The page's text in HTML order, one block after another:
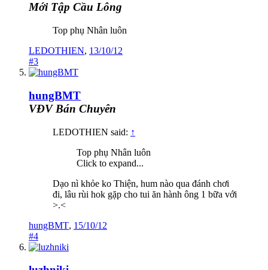
Mới Tập Cầu Lông
Top phụ Nhân luôn
LEDOTHIEN, 13/10/12
#3
hungBMT
VĐV Bán Chuyên
LEDOTHIEN said: ↑
Top phụ Nhân luôn
Click to expand...
Dạo nì khỏe ko Thiện, hum nào qua đánh chơi
đi, lâu rùi hok gặp cho tui ăn hành ông 1 bữa với
>.<
hungBMT, 15/10/12
#4